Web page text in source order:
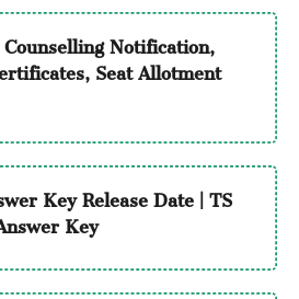
Notification,
Seat Allotment
Key Release Date | TS
Key